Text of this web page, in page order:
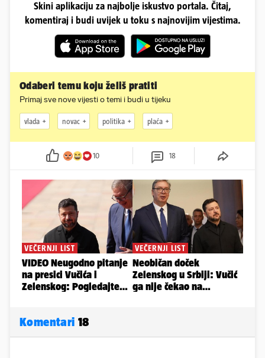
Skini aplikaciju za najbolje iskustvo portala. Čitaj,
komentiraj i budi uvijek u toku s najnovijim vijestima.
Odaberi temu koju želiš pratiti
Primaj sve nove vijesti o temi i budi u tijeku
vlada novac politika plaća
10 18
Komentari 18